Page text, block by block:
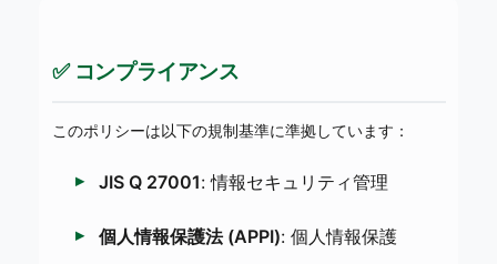
✅ コンプライアンス
このポリシーは以下の規制基準に準拠しています：
JIS Q 27001: 情報セキュリティ管理
個人情報保護法 (APPI): 個人情報保護